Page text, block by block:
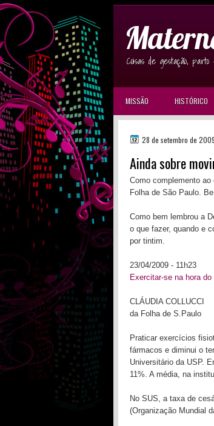
Coisas de gestação,
MISSÃO HISTÓRICO
28 de setembro de 2009
Ainda sobre
Como complemento
Folha de São Paulo.
Como bem lembrou a
o que fazer, quando e
por tintim.
23/04/2009 - 11h23
Exercitar-se na hora
CLÁUDIA COLLUCCI
da Folha de S.Paulo
Praticar exercícios
fármacos e diminui o
Universitário da USP.
11%. A média, na
No SUS, a taxa de
(Organização Mundial